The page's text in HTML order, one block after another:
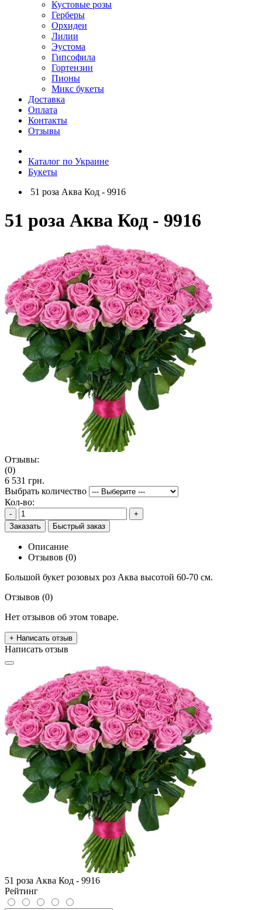
Кустовые розы
Герберы
Орхидеи
Лилии
Эустома
Гипсофила
Гортензии
Пионы
Микс букеты
Доставка
Оплата
Контакты
Отзывы
Каталог по Украине
Букеты
51 роза Аква Код - 9916
51 роза Аква Код - 9916
Отзывы:
(0)
6 531 грн.
Выбрать количество
Кол-во:
-
+
Заказать
Быстрый заказ
Описание
Отзывов (0)
Большой букет розовых роз Аква высотой 60-70 см.
Отзывов (0)
Нет отзывов об этом товаре.
+ Написать отзыв
Написать отзыв
51 роза Аква Код - 9916
Рейтинг